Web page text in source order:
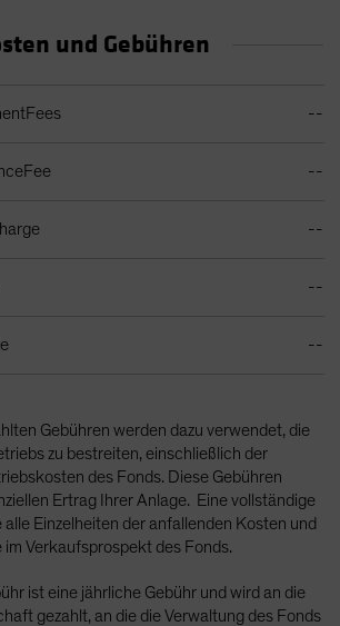
und Gebühren
--
--
--
--
--
Gebühren werden dazu verwendet, die
zu bestreiten, einschließlich der
des Fonds. Diese Gebühren
Ertrag Ihrer Anlage. Eine vollständige
Einzelheiten der anfallenden Kosten und
im Verkaufsprospekt des Fonds.
ist eine jährliche Gebühr und wird an die
gezahlt, an die die Verwaltung des Fonds